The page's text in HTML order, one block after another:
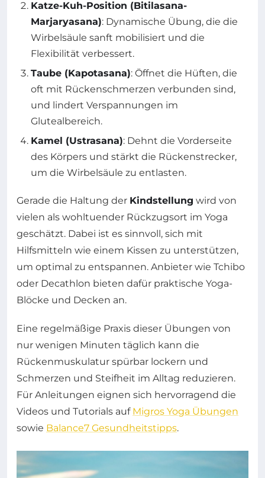
Katze-Kuh-Position (Bitilasana-
Marjaryasana): Dynamische Übung, die die
Wirbelsäule sanft mobilisiert und die
Flexibilität verbessert.
Taube (Kapotasana): Öffnet die Hüften, die
oft mit Rückenschmerzen verbunden sind,
und lindert Verspannungen im
Glutealbereich.
Kamel (Ustrasana): Dehnt die Vorderseite
des Körpers und stärkt die Rückenstrecker,
um die Wirbelsäule zu entlasten.
Gerade die Haltung der Kindstellung wird von
vielen als wohltuender Rückzugsort im Yoga
geschätzt. Dabei ist es sinnvoll, sich mit
Hilfsmitteln wie einem Kissen zu unterstützen,
um optimal zu entspannen. Anbieter wie Tchibo
oder Decathlon bieten dafür praktische Yoga-
Blöcke und Decken an.
Eine regelmäßige Praxis dieser Übungen von
nur wenigen Minuten täglich kann die
Rückenmuskulatur spürbar lockern und
Schmerzen und Steifheit im Alltag reduzieren.
Für Anleitungen eignen sich hervorragend die
Videos und Tutorials auf Migros Yoga Übungen
sowie Balance7 Gesundheitstipps.